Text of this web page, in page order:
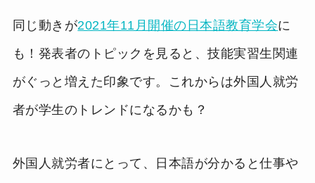
同じ動きが2021年11月開催の日本語教育学会に
も！発表者のトピックを見ると、技能実習生関連
がぐっと増えた印象です。これからは外国人就労
者が学生のトレンドになるかも？
外国人就労者にとって、日本語が分かると仕事や